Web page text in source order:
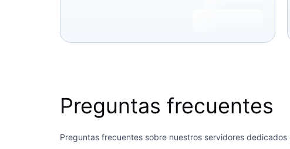
Preguntas frecuentes
Preguntas frecuentes sobre nuestros servidores